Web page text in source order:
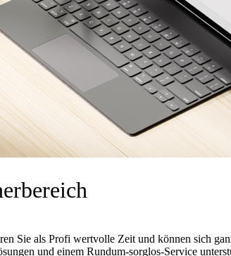
Sie als Profi wertvolle Zeit und können sich
und einem Rundum-sorglos-Service